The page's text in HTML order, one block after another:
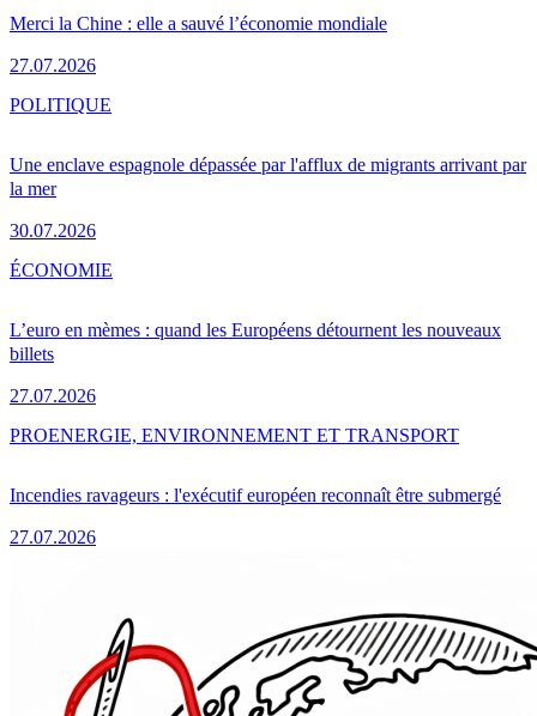
Merci la Chine : elle a sauvé l’économie mondiale
27.07.2026
Une enclave espagnole dépassée par l'afflux de migrants arrivant par
la mer
30.07.2026
POLITIQUE
L’euro en mèmes : quand les Européens détournent les nouveaux
billets
27.07.2026
ÉCONOMIE
Incendies ravageurs : l'exécutif européen reconnaît être submergé
27.07.2026
PROENERGIE, ENVIRONNEMENT ET TRANSPORT